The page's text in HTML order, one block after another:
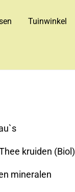
Tuinwinkel
kruiden (Biol)
mineralen